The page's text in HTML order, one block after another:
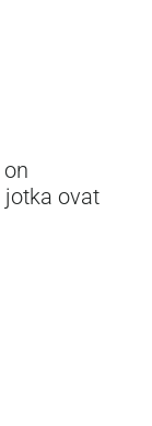
jotka ovat